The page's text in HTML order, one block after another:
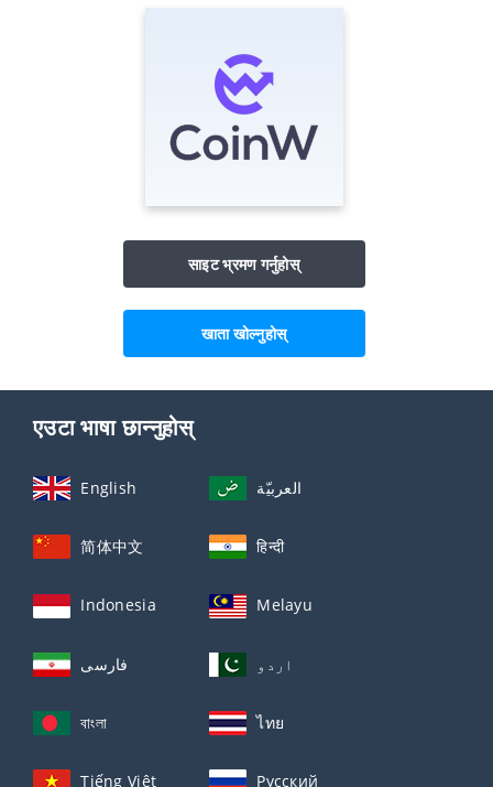
साइट भ्रमण गर्नुहोस्
खाता खोल्नुहोस्
एउटा भाषा छान्नुहोस्
English العربيّة
简体中文 हिन्दी
Indonesia Melayu
فارسی اردو
বাংলা ไทย
Tiếng Việt Русский